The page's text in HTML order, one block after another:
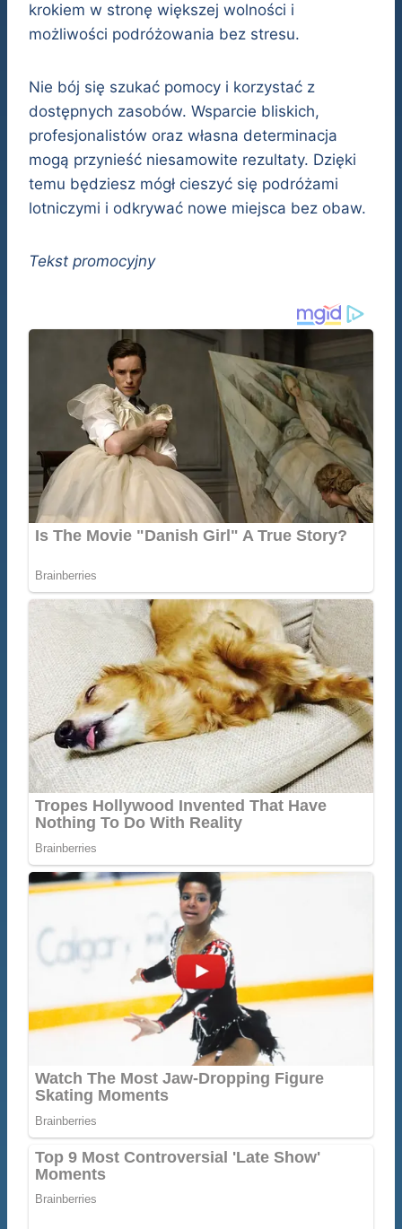
krokiem w stronę większej wolności i
możliwości podróżowania bez stresu.
Nie bój się szukać pomocy i korzystać z
dostępnych zasobów. Wsparcie bliskich,
profesjonalistów oraz własna determinacja
mogą przynieść niesamowite rezultaty. Dzięki
temu będziesz mógł cieszyć się podróżami
lotniczymi i odkrywać nowe miejsca bez obaw.
Tekst promocyjny